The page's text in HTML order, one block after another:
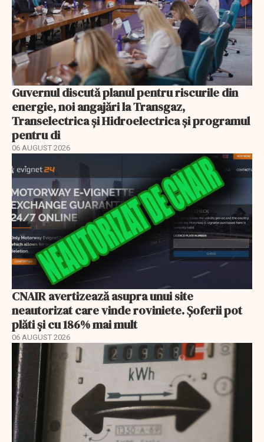
Guvernul discută planul pentru riscurile din
energie, noi angajări la Transgaz,
Transelectrica și Hidroelectrica și programul
pentru di
06 AUGUST 2026
CNAIR avertizează asupra unui site
neautorizat care vinde roviniete. Șoferii pot
plăti și cu 186% mai mult
06 AUGUST 2026